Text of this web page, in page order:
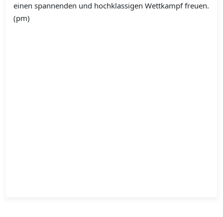
einen spannenden und hochklassigen Wettkampf freuen.
(pm)